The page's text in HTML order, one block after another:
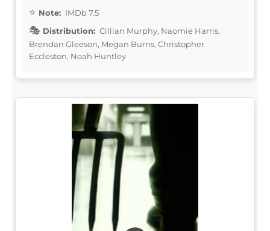
Note: IMDb 7.5
Distribution: Cillian Murphy, Naomie Harris,
Brendan Gleeson, Megan Burns, Christopher
Eccleston, Noah Huntley